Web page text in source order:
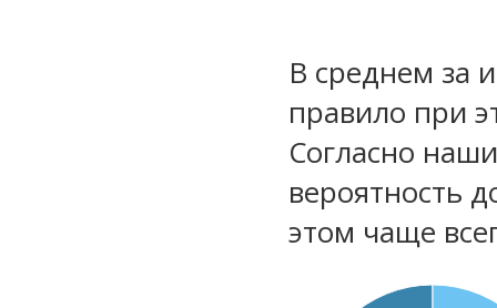
В среднем за
правило при
Согласно
вероятность
этом чаще